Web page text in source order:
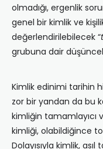
olmadığı, ergenlik
genel bir kimlik ve
değerlendirilebilecek “
grubuna dair
Kimlik edinimi tarihin
zor bir yandan da bu
kimliğin tamamlayıcı
kimliği, olabildiğince
Dolayısıyla kimlik, asıl